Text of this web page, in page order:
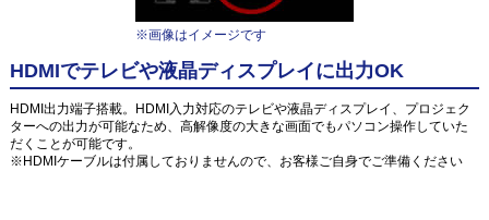
※画像はイメージです
HDMIでテレビや液晶ディスプレイに出力OK
HDMI出力端子搭載。HDMI入力対応のテレビや液晶ディスプレイ、プロジェク
ターへの出力が可能なため、高解像度の大きな画面でもパソコン操作していた
だくことが可能です。
※HDMIケーブルは付属しておりませんので、お客様ご自身でご準備ください